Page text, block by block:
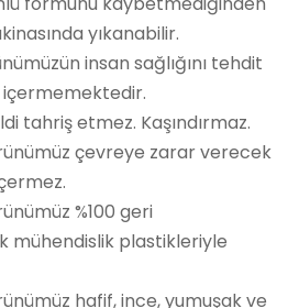
yıkanabilir.
insan sağlığını tehdit
tahriş etmez. Kaşındırmaz.
çevreye zarar verecek
%100 geri
mühendislik plastikleriyle
hafif, ince, yumuşak ve